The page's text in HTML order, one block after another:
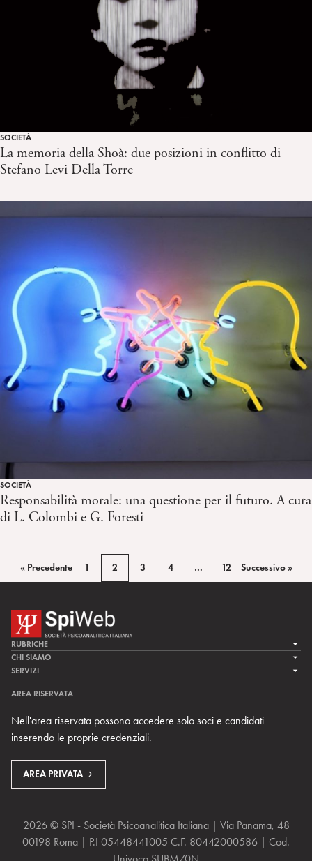
SOCIETÀ
La memoria della Shoà: due posizioni in conflitto di
Stefano Levi Della Torre
SOCIETÀ
Responsabilità morale: una questione per il futuro. A cura
di L. Colombi e G. Foresti
« Precedente 1 2 3 4 … 12 Successivo »
RUBRICHE
LA CURA
LA RICERCA
MULTIMEDIA
CHI SIAMO
LA SPI
TEAM DI SPIWEB
CONTATTI
RIVISTE
SERVIZI
ARCHIVIO STORICO
AREA RISERVATA
Nell'area riservata possono accedere solo soci e candidati
inserendo le proprie credenziali.
AREA PRIVATA
2026 © SPI - Società Psicoanalitica Italiana | Via Panama, 48
00198 Roma | P.I 05448441005 C.F. 80442000586 | Cod.